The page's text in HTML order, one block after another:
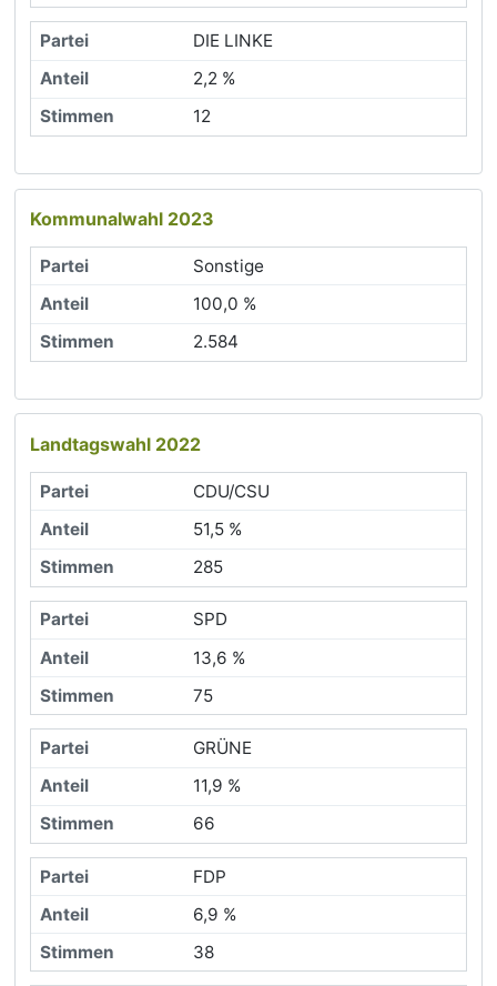
DIE LINKE
2,2 %
12
Kommunalwahl 2023
Sonstige
100,0 %
2.584
Landtagswahl 2022
CDU/CSU
51,5 %
285
SPD
13,6 %
75
GRÜNE
11,9 %
66
FDP
6,9 %
38